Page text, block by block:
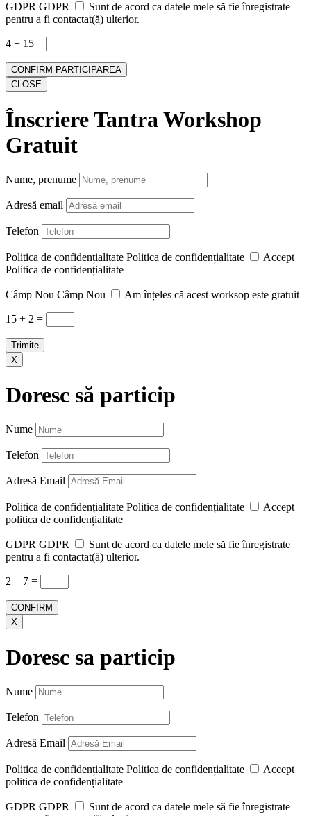
GDPR GDPR
Sunt de acord ca datele mele să fie înregistrate
pentru a fi contactat(ă) ulterior.
4 + 15 =
CONFIRM PARTICIPAREA
CLOSE
Înscriere Tantra Workshop
Gratuit
Nume, prenume
Adresă email
Telefon
Politica de confidențialitate Politica de confidențialitate
Accept
Politica de confidențialitate
Câmp Nou Câmp Nou Am înțeles că acest worksop este gratuit
15 + 2 =
Trimite
X
Doresc să particip
Nume
Telefon
Adresă Email
Politica de confidențialitate Politica de confidențialitate
Accept
politica de confidențialitate
GDPR GDPR
Sunt de acord ca datele mele să fie înregistrate
pentru a fi contactat(ă) ulterior.
2 + 7 =
CONFIRM
X
Doresc sa particip
Nume
Telefon
Adresă Email
Politica de confidențialitate Politica de confidențialitate
Accept
politica de confidențialitate
GDPR GDPR
Sunt de acord ca datele mele să fie înregistrate